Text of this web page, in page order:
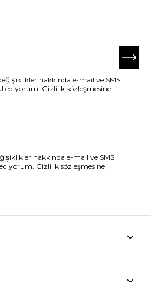
hakkında e-mail ve SMS
ediyorum. Gizlilik sözleşmesine
hakkında e-mail ve SMS
Gizlilik sözleşmesine